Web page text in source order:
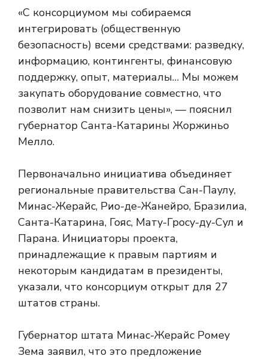
«С консорциумом мы собираемся
интегрировать (общественную
безопасность) всеми средствами: разведку,
информацию, контингенты, финансовую
поддержку, опыт, материалы… Мы можем
закупать оборудование совместно, что
позволит нам снизить цены», — пояснил
губернатор Санта-Катарины Жоржиньо
Мелло.
Первоначально инициатива объединяет
региональные правительства Сан-Паулу,
Минас-Жерайс, Рио-де-Жанейро, Бразилиа,
Санта-Катарина, Гояс, Мату-Гросу-ду-Сул и
Парана. Инициаторы проекта,
принадлежащие к правым партиям и
некоторым кандидатам в президенты,
указали, что консорциум открыт для 27
штатов страны.
Губернатор штата Минас-Жерайс Ромеу
Зема заявил, что это предложение